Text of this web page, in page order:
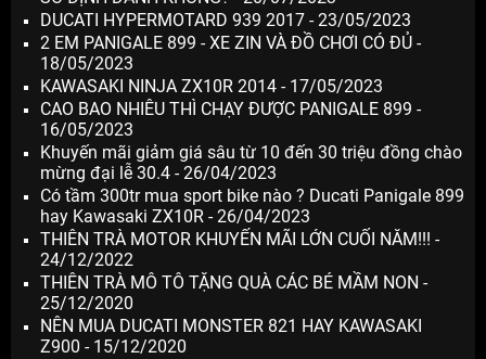
DUCATI HYPERMOTARD 939 2017 - 23/05/2023
2 EM PANIGALE 899 - XE ZIN VÀ ĐỒ CHƠI CÓ ĐỦ -
18/05/2023
KAWASAKI NINJA ZX10R 2014 - 17/05/2023
CAO BAO NHIÊU THÌ CHẠY ĐƯỢC PANIGALE 899 -
16/05/2023
Khuyến mãi giảm giá sâu từ 10 đến 30 triệu đồng chào
mừng đại lễ 30.4 - 26/04/2023
Có tầm 300tr mua sport bike nào ? Ducati Panigale 899
hay Kawasaki ZX10R - 26/04/2023
THIÊN TRÀ MOTOR KHUYẾN MÃI LỚN CUỐI NĂM!!! -
24/12/2022
THIÊN TRÀ MÔ TÔ TẶNG QUÀ CÁC BÉ MẦM NON -
25/12/2020
NÊN MUA DUCATI MONSTER 821 HAY KAWASAKI
Z900 - 15/12/2020